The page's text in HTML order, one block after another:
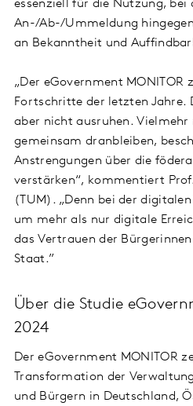
essenziell für die Nutzung, bei
An-/Ab-/Ummeldung
an Bekanntheit und
„Der eGovernment MONITOR
Fortschritte der letzten Jahre.
aber nicht ausruhen. Vielmehr
gemeinsam dranbleiben,
Anstrengungen über die
verstärken“, kommentiert
(TUM). „Denn bei der
um mehr als nur digitale
das Vertrauen der
Staat.”
Über die Studie
2024
Der eGovernment MONITOR
Transformation der
und Bürgern in Deutschland,